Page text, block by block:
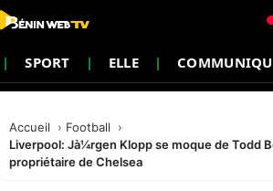
SPORT ELLE
Accueil
Football
Liverpool: Jà¼rgen Klopp se moque de Todd
propriétaire de Chelsea